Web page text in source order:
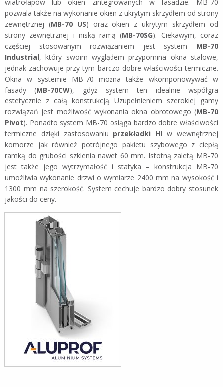
wiatrołapów lub okien zintegrowanych w fasadzie. MB-70
pozwala także na wykonanie okien z ukrytym skrzydłem od strony
zewnętrznej (MB-70 US) oraz okien z ukrytym skrzydłem od
strony zewnętrznej i niską ramą (MB-70SG). Ciekawym, coraz
częściej stosowanym rozwiązaniem jest system MB-70
Industrial, który swoim wyglądem przypomina okna stalowe,
jednak zachowuje przy tym bardzo dobre właściwości termiczne.
Okna w systemie MB-70 można także wkomponowywać w
fasady (MB-70CW), gdyż system ten idealnie współgra
estetycznie z całą konstrukcją. Uzupełnieniem szerokiej gamy
rozwiązań jest możliwość wykonania okna obrotowego (MB-70
Pivot). Ponadto system MB-70 osiąga bardzo dobre właściwości
termiczne dzięki zastosowaniu przekładki HI w wewnętrznej
komorze jak również potrójnego pakietu szybowego z ciepłą
ramką do grubości szklenia nawet 60 mm. Istotną zaletą MB-70
jest także jego wytrzymałość i statyka – konstrukcja MB-70
umożliwia wykonanie drzwi o wymiarze 2400 mm na wysokość i
1300 mm na szerokość. System cechuje bardzo dobry stosunek
jakości do ceny.